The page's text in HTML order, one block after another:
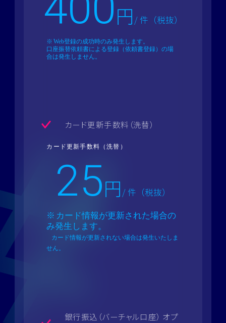
円 / 件（税抜）
Web登録の成功時のみ発生します。
口座振替依頼書による登録（依頼書登録）の場
合は発生しません。
カード更新手数料（洗替）
カード更新手数料（洗替）
25円 / 件（税抜）
カード情報が更新された場合の
み発生します。
カード情報が更新されない場合は発生いたしま
せん。
銀行振込（バーチャル口座） オプ